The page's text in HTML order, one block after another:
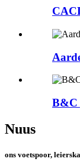
B&C
Nuus
ons voetspoor,